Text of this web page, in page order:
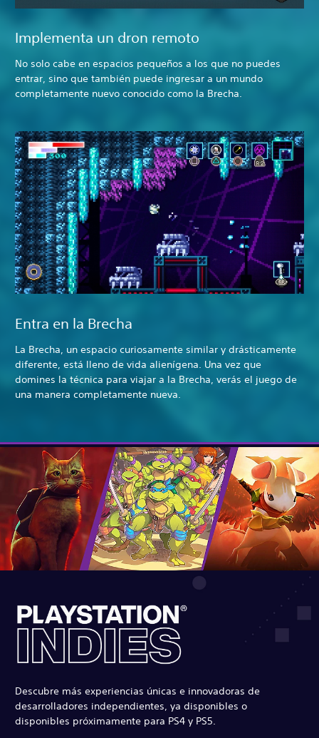
Implementa un dron remoto
No solo cabe en espacios pequeños a los que no puedes
entrar, sino que también puede ingresar a un mundo
completamente nuevo conocido como la Brecha.
Entra en la Brecha
La Brecha, un espacio curiosamente similar y drásticamente
diferente, está lleno de vida alienígena. Una vez que
domines la técnica para viajar a la Brecha, verás el juego de
una manera completamente nueva.
Descubre más experiencias únicas e innovadoras de
desarrolladores independientes, ya disponibles o
disponibles próximamente para PS4 y PS5.